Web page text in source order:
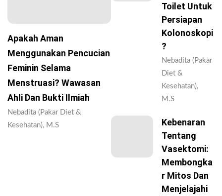
Apakah Aman
Menggunakan Pencucian
Feminin Selama
Menstruasi? Wawasan
Ahli Dan Bukti Ilmiah
Nebadita (Pakar Diet &
Kesehatan), M.S
Toilet Untuk
Persiapan
Kolonoskopi
?
Nebadita (Pakar
Diet &
Kesehatan),
M.S
Kebenaran
Tentang
Vasektomi:
Membongka
R Mitos Dan
Menjelajahi